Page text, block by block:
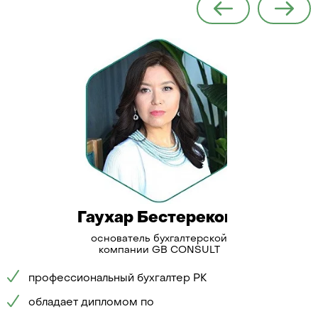
Гаухар Бестерекова
основатель бухгалтерской
компании GB CONSULT
профессиональный бухгалтер РК
обладает дипломом по